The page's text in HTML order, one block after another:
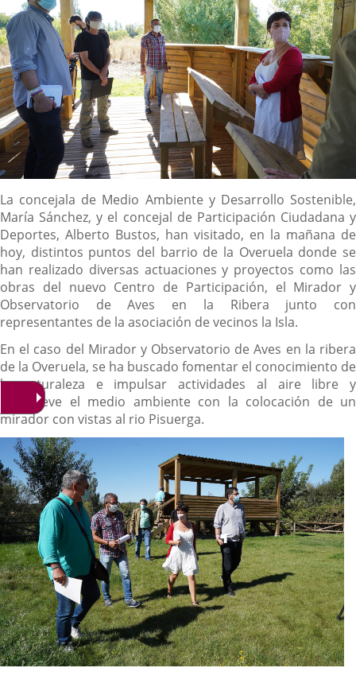
Descripción
La concejala de Medio Ambiente y Desarrollo Sostenible,
María Sánchez, y el concejal de Participación Ciudadana y
Deportes, Alberto Bustos, han visitado, en la mañana de
hoy, distintos puntos del barrio de la Overuela donde se
han realizado diversas actuaciones y proyectos como las
obras del nuevo Centro de Participación, el Mirador y
Observatorio de Aves en la Ribera junto con
representantes de la asociación de vecinos la Isla.
En el caso del Mirador y Observatorio de Aves en la ribera
de la Overuela, se ha buscado fomentar el conocimiento de
la naturaleza e impulsar actividades al aire libre y
promueve el medio ambiente con la colocación de un
mirador con vistas al rio Pisuerga.